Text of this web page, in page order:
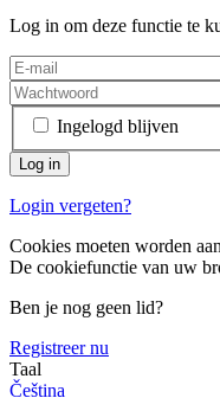
Log in om deze functie te
Ingelogd blijven
Login vergeten?
Cookies moeten worden
De cookiefunctie van uw
Ben je nog geen lid?
Registreer nu
Taal
Čeština